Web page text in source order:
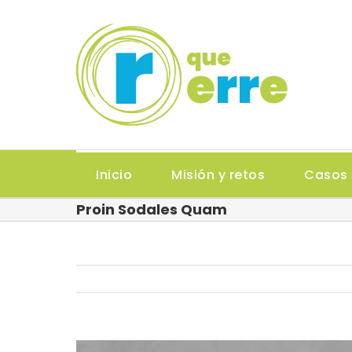
Inicio Misión y retos
Proin Sodales Quam